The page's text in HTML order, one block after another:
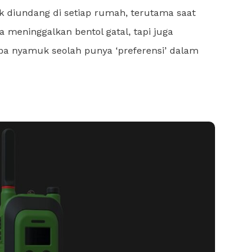
diundang di setiap rumah, terutama saat
meninggalkan bentol gatal, tapi juga
nyamuk seolah punya ‘preferensi’ dalam